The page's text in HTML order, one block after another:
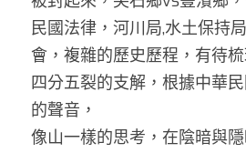
民國法律，河川局,水土保持
會，複雜的歷史歷程，有待梳
四分五裂的支解，根據中華
的聲音，
像山一樣的思考，在陰暗與